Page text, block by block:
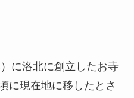
に洛北に創立したお寺
に現在地に移したとさ